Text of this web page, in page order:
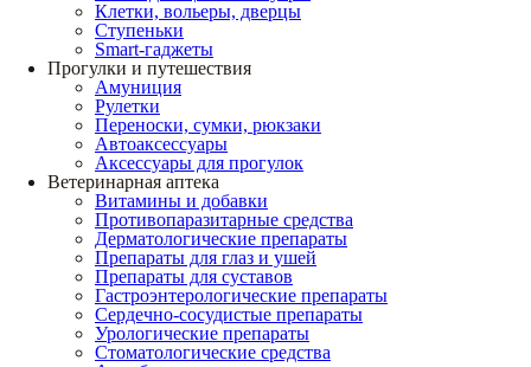
Клетки, вольеры, дверцы
Ступеньки
Smart-гаджеты
Прогулки и путешествия
Амуниция
Рулетки
Переноски, сумки, рюкзаки
Автоаксессуары
Аксессуары для прогулок
Ветеринарная аптека
Витамины и добавки
Противопаразитарные средства
Дерматологические препараты
Препараты для глаз и ушей
Препараты для суставов
Гастроэнтерологические препараты
Сердечно-сосудистые препараты
Урологические препараты
Стоматологические средства